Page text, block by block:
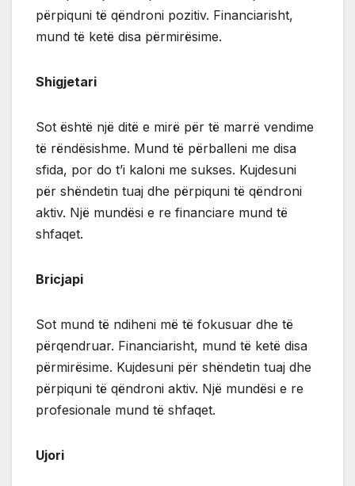
përpiquni të qëndroni pozitiv. Financiarisht,
mund të ketë disa përmirësime.
Shigjetari
Sot është një ditë e mirë për të marrë vendime
të rëndësishme. Mund të përballeni me disa
sfida, por do t’i kaloni me sukses. Kujdesuni
për shëndetin tuaj dhe përpiquni të qëndroni
aktiv. Një mundësi e re financiare mund të
shfaqet.
Bricjapi
Sot mund të ndiheni më të fokusuar dhe të
përqendruar. Financiarisht, mund të ketë disa
përmirësime. Kujdesuni për shëndetin tuaj dhe
përpiquni të qëndroni aktiv. Një mundësi e re
profesionale mund të shfaqet.
Ujori